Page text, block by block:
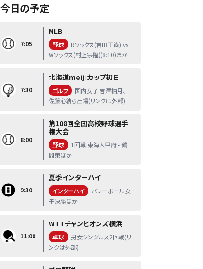
今日の予定
7:05
MLB
野球
Rソックス(吉田正尚) vs.
Wソックス(村上宗隆)(8:10)ほか
7:30
北海道meiji カップ初日
ゴルフ
国内女子 吉澤柚月、
佐藤心結ら出場(リンクは外部)
8:00
第108回全国高校野球選手
権大会
野球
1回戦 東海大甲府 - 鶴
岡東ほか
9:30
夏季インターハイ
インターハイ
バレーボール女
子決勝ほか
11:00
WTTチャンピオンズ横浜
卓球
男女シングルス2回戦(リ
ンクは外部)